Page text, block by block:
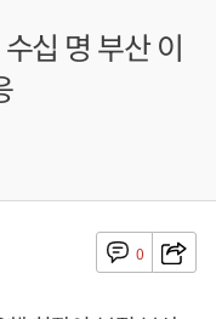
십 명 부산 이
0